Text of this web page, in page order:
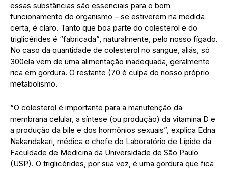
essas substâncias são essenciais para o bom
funcionamento do organismo – se estiverem na medida
certa, é claro. Tanto que boa parte do colesterol e do
triglicérides é “fabricada”, naturalmente, pelo nosso fígado.
No caso da quantidade de colesterol no sangue, aliás, só
300ela vem de uma alimentação inadequada, geralmente
rica em gordura. O restante (70 é culpa do nosso próprio
metabolismo.
“O colesterol é importante para a manutenção da
membrana celular, a síntese (ou produção) da vitamina D e
a produção da bile e dos hormônios sexuais”, explica Edna
Nakandakari, médica e chefe do Laboratório de Lípide da
Faculdade de Medicina da Universidade de São Paulo
(USP). O triglicérides, por sua vez, é uma gordura que fica